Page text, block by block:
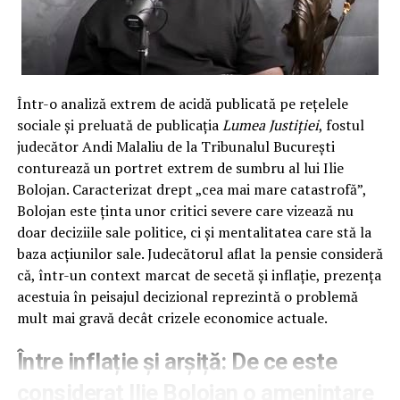
50.000 de motive să plângi în duba
Poliției
planul lor s-a izbit frontal de realitatea dură a cătușelor.
Sesizați de victimă, care a avut prezența de spirit
necesară într-un moment critic, polițiștii din Capitală au
trecut la treabă. Nu cu vorbe, ci cu fapte. Au înțeles
instantaneu mecanismul infracțional și au pregătit
„scena” pentru actul final: flagrantul.
În momentul în care escrocii au întins mâna cu
nerușinare după plicul ce conținea cei 50.000 de lei,
„curierii” au primit o surpriză pe care nu o vor uita prea
curând. În loc de bancnote foșnitoare, au simțit pe
imobilizat fulgerător, iar cercetările nu s-au oprit la
simplii pioni; a fost identificat rapid și un al treilea
Într-o analiză extrem de acidă publicată pe rețelele
sociale și preluată de publicațiaLumea Justiției, fostul
judecător Andi Malaliu de la Tribunalul București
conturează un portret extrem de sumbru al lui Ilie
Bolojan. Caracterizat drept „cea mai mare catastrofă”,
Bolojan este ținta unor critici severe care vizează nu
doar deciziile sale politice, ci și mentalitatea care stă la
baza acțiunilor sale. Judecătorul aflat la pensie consideră
că, într-un context marcat de secetă și inflație, prezența
acestuia în peisajul decizional reprezintă o problemă
mult mai gravă decât crizele economice actuale.
Între inflație și arșiță: De ce este